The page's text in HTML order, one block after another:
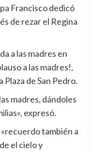
Francisco dedicó
de rezar el Regina
a las madres en
a las madres!,
de San Pedro.
madres, dándoles
expresó.
también a
el cielo y